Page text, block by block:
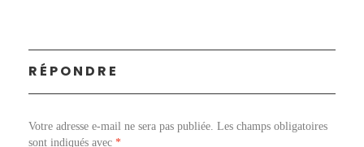
RÉPONDRE
Votre adresse e-mail ne sera pas publiée. Les champs obligatoires
sont indiqués avec *